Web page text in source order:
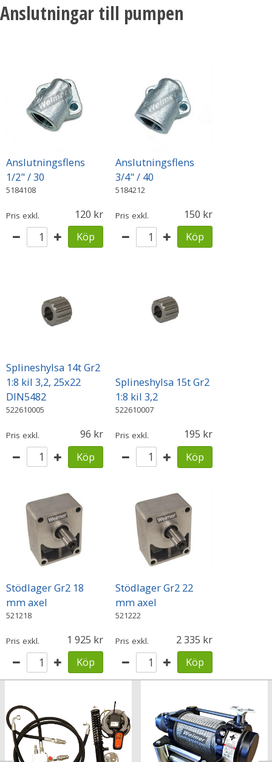
Anslutningar till pumpen
Anslutningsflens
1/2" / 30
5184108
Pris exkl.
120
Köp
Anslutningsflens
3/4" / 40
5184212
Pris exkl.
150
Köp
Splineshylsa 14t Gr2
1:8 kil 3,2, 25x22
DIN5482
522610005
Pris exkl.
96
Köp
Splineshylsa 15t Gr2
1:8 kil 3,2
522610007
Pris exkl.
195
Köp
Stödlager Gr2 18
mm axel
521218
Pris exkl.
1 925
Köp
Stödlager Gr2 22
mm axel
521222
Pris exkl.
2 335
Köp